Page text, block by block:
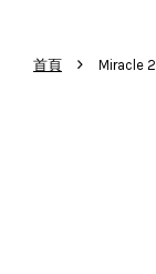
首頁 › Miracle